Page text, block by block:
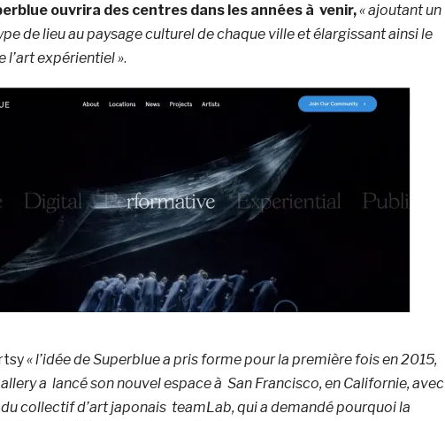
ouvrira des centres dans les années à venir,« ajoutant un
de lieu au paysage culturel de chaque ville et élargissant ainsi le
l’art expérientiel ».
« l’idée de Superblue a pris forme pour la première fois en 2015,
a lancé son nouvel espace à San Francisco, en Californie, avec
collectif d’art japonais teamLab, qui a demandé pourquoi la